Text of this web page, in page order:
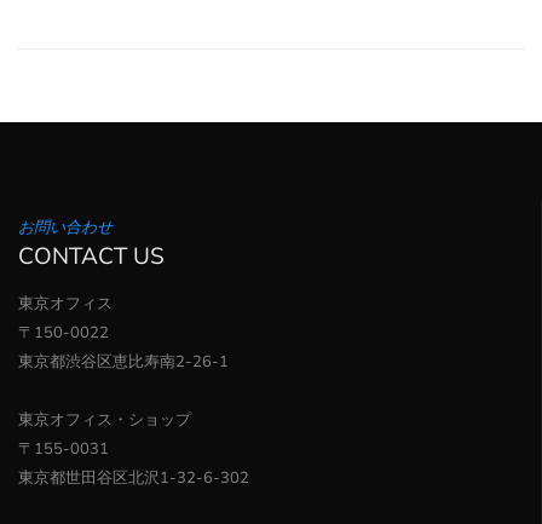
お問い合わせ
CONTACT US
東京オフィス
〒150-0022
東京都渋谷区恵比寿南2-26-1
東京オフィス・ショップ
〒155-0031
東京都世田谷区北沢1-32-6-302